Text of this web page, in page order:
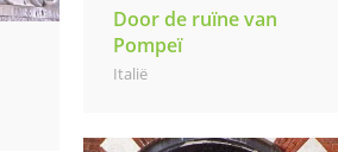
Door de ruïne van
Pompeï
Italië